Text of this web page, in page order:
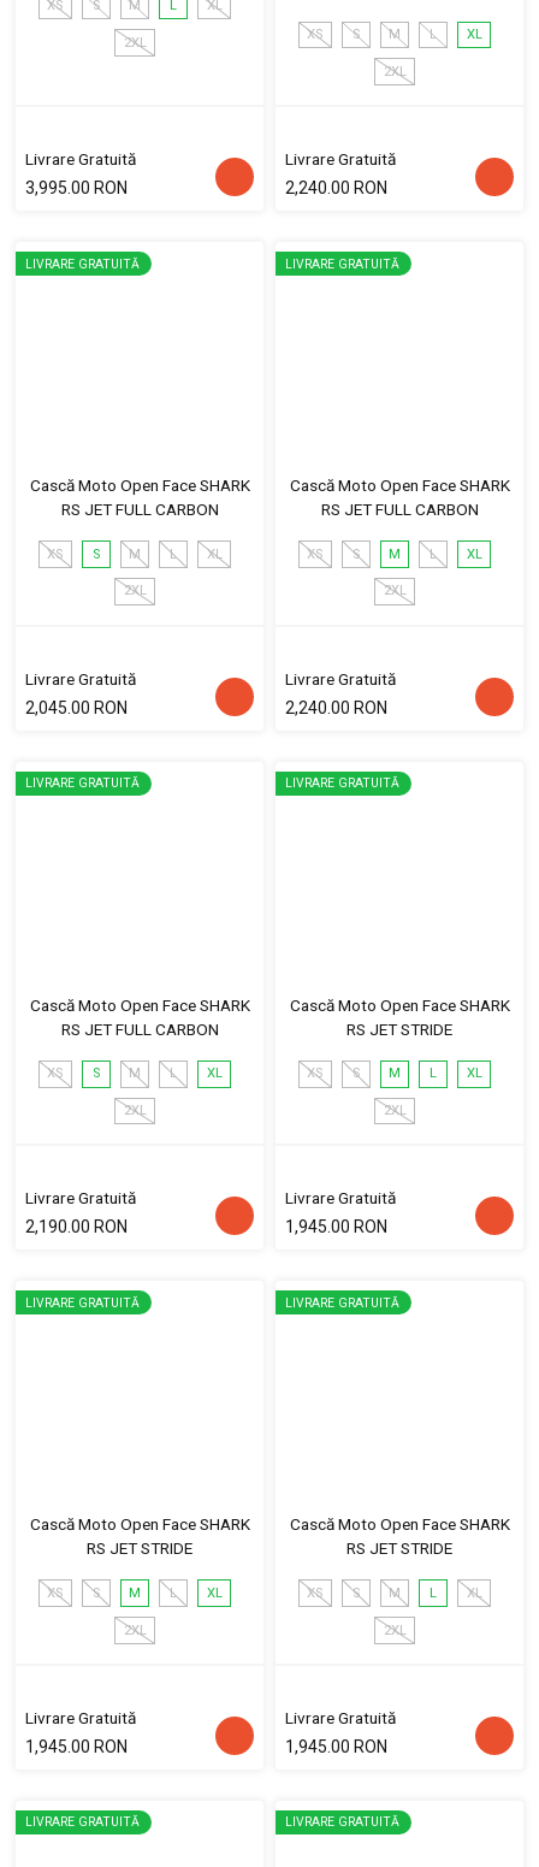
XS S M L XL
2XL
Livrare Gratuită
3,995.00 RON
XS S M L XL
2XL
Livrare Gratuită
2,240.00 RON
LIVRARE GRATUITĂ
Cască Moto Open Face SHARK
RS JET FULL CARBON
XS S M L XL
2XL
Livrare Gratuită
2,045.00 RON
LIVRARE GRATUITĂ
Cască Moto Open Face SHARK
RS JET FULL CARBON
XS S M L XL
2XL
Livrare Gratuită
2,240.00 RON
LIVRARE GRATUITĂ
Cască Moto Open Face SHARK
RS JET FULL CARBON
XS S M L XL
2XL
Livrare Gratuită
2,190.00 RON
LIVRARE GRATUITĂ
Cască Moto Open Face SHARK
RS JET STRIDE
XS S M L XL
2XL
Livrare Gratuită
1,945.00 RON
LIVRARE GRATUITĂ
Cască Moto Open Face SHARK
RS JET STRIDE
XS S M L XL
2XL
Livrare Gratuită
1,945.00 RON
LIVRARE GRATUITĂ
Cască Moto Open Face SHARK
RS JET STRIDE
XS S M L XL
2XL
Livrare Gratuită
1,945.00 RON
LIVRARE GRATUITĂ LIVRARE GRATUITĂ